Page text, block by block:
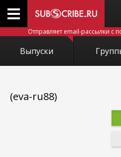
Отправляет email-рассылки с
Выпуски
(eva-ru88)